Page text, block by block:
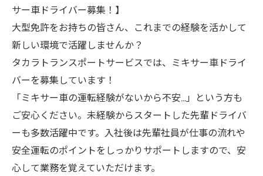
サー車ドライバー募集！】
大型免許をお持ちの皆さん、これまでの経験を活かして
新しい環境で活躍しませんか？
タカラトランスポートサービスでは、ミキサー車ドライ
バーを募集しています！
「ミキサー車の運転経験がないから不安…」という方も
ご安心ください。未経験からスタートした先輩ドライバ
ーも多数活躍中です。入社後は先輩社員が仕事の流れや
安全運転のポイントをしっかりサポートしますので、安
心して業務を覚えていただけます。